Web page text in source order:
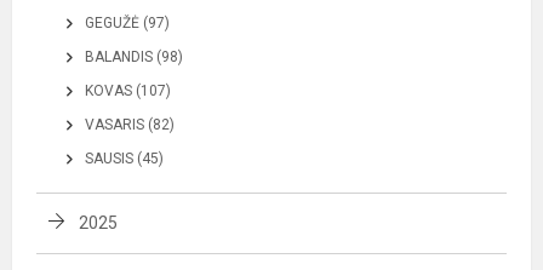
GEGUŽĖ (97)
BALANDIS (98)
KOVAS (107)
VASARIS (82)
SAUSIS (45)
2025